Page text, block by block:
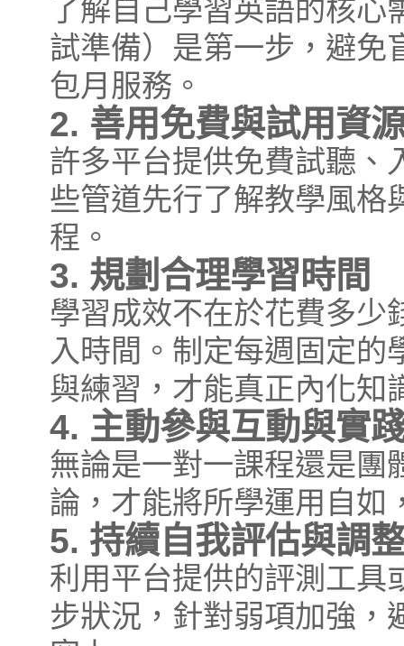
了解自己學習英語的核心
試準備）是第一步，避免
包月服務。
2. 善用免費與試用資
許多平台提供免費試聽、
些管道先行了解教學風格
程。
3. 規劃合理學習時間
學習成效不在於花費多少
入時間。制定每週固定的
與練習，才能真正內化知
4. 主動參與互動與實
無論是一對一課程還是團
論，才能將所學運用自如
5. 持續自我評估與調
利用平台提供的評測工具
步狀況，針對弱項加強，